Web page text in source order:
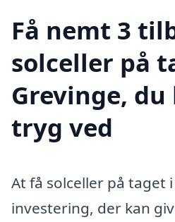
Få nemt 3
solceller på
Grevinge,
tryg ved
At få solceller på taget
investering, der kan